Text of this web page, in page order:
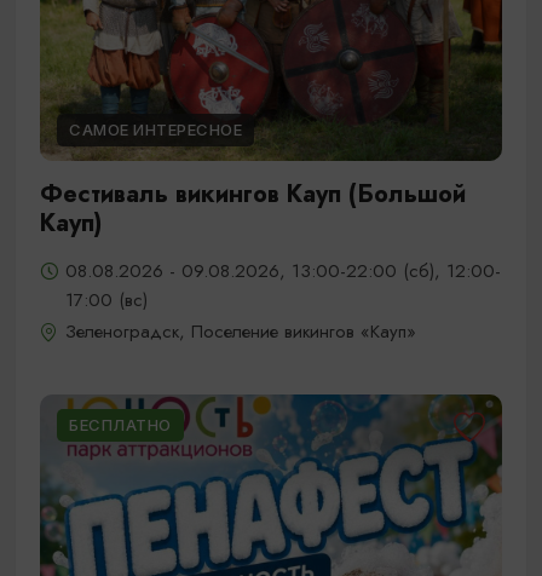
САМОЕ ИНТЕРЕСНОЕ
Фестиваль викингов Кауп (Большой
Кауп)
08.08.2026 - 09.08.2026, 13:00-22:00 (сб), 12:00-
17:00 (вс)
Зеленоградск, Поселение викингов «Кауп»
БЕСПЛАТНО